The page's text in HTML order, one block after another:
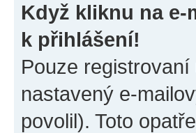
Když kliknu na e-
k přihlášení!
Pouze
nastavený e-
povolil). Toto